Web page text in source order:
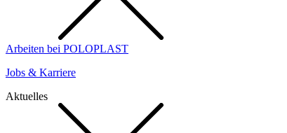
Arbeiten bei POLOPLAST
Jobs & Karriere
Aktuelles